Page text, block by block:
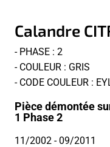
Calandre
- PHASE : 2
- COULEUR : GRIS
- CODE COULEUR :
Pièce démontée
1 Phase 2
11/2002 - 09/2011